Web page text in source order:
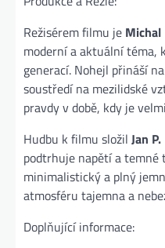
Režisérem filmu je
moderní a aktuální téma,
generací. Nohejl přináší
soustředí na mezilidské
pravdy v době, kdy je
Hudbu k filmu složil Jan
podtrhuje napětí a temné
minimalistický a plný
atmosféru tajemna a
Doplňující informace: